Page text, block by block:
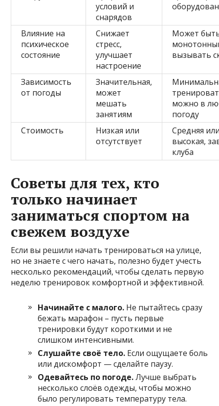
условий и
снарядов
Влияние на
психическое
состояние
Снижает
стресс,
улучшает
настроение
Может
вызывать
Зависимость
от погоды
Значительная,
может
мешать
занятиям
можно в
погоду
Стоимость
Низкая или
отсутствует
Средняя
высокая,
клуба
Советы для тех, кто
только начинает
заниматься спортом на
свежем воздухе
Если вы решили начать тренироваться на улице,
но не знаете с чего начать, полезно будет учесть
несколько рекомендаций, чтобы сделать первую
неделю тренировок комфортной и эффективной.
Начинайте с малого. Не пытайтесь сразу
бежать марафон – пусть первые
тренировки будут короткими и не
слишком интенсивными.
Слушайте своё тело. Если ощущаете боль
или дискомфорт — сделайте паузу.
Одевайтесь по погоде.Лучше выбрать
несколько слоёв одежды, чтобы можно
было регулировать температуру тела.